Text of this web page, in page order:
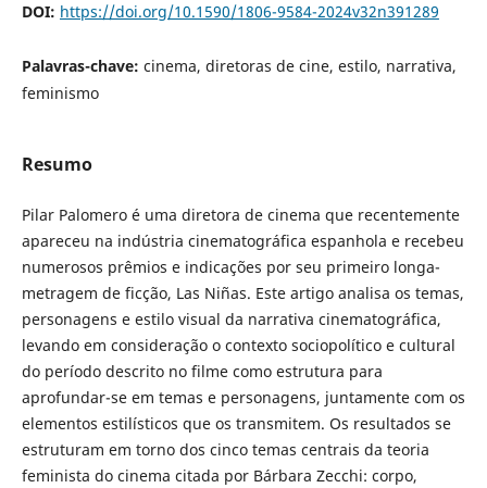
DOI: https://doi.org/10.1590/1806-9584-2024v32n391289
Palavras-chave: cinema, diretoras de cine, estilo, narrativa,
feminismo
Resumo
Pilar Palomero é uma diretora de cinema que recentemente
apareceu na indústria cinematográfica espanhola e recebeu
numerosos prêmios e indicações por seu primeiro longa-
metragem de ficção, Las Niñas. Este artigo analisa os temas,
personagens e estilo visual da narrativa cinematográfica,
levando em consideração o contexto sociopolítico e cultural
do período descrito no filme como estrutura para
aprofundar-se em temas e personagens, juntamente com os
elementos estilísticos que os transmitem. Os resultados se
estruturam em torno dos cinco temas centrais da teoria
feminista do cinema citada por Bárbara Zecchi: corpo,